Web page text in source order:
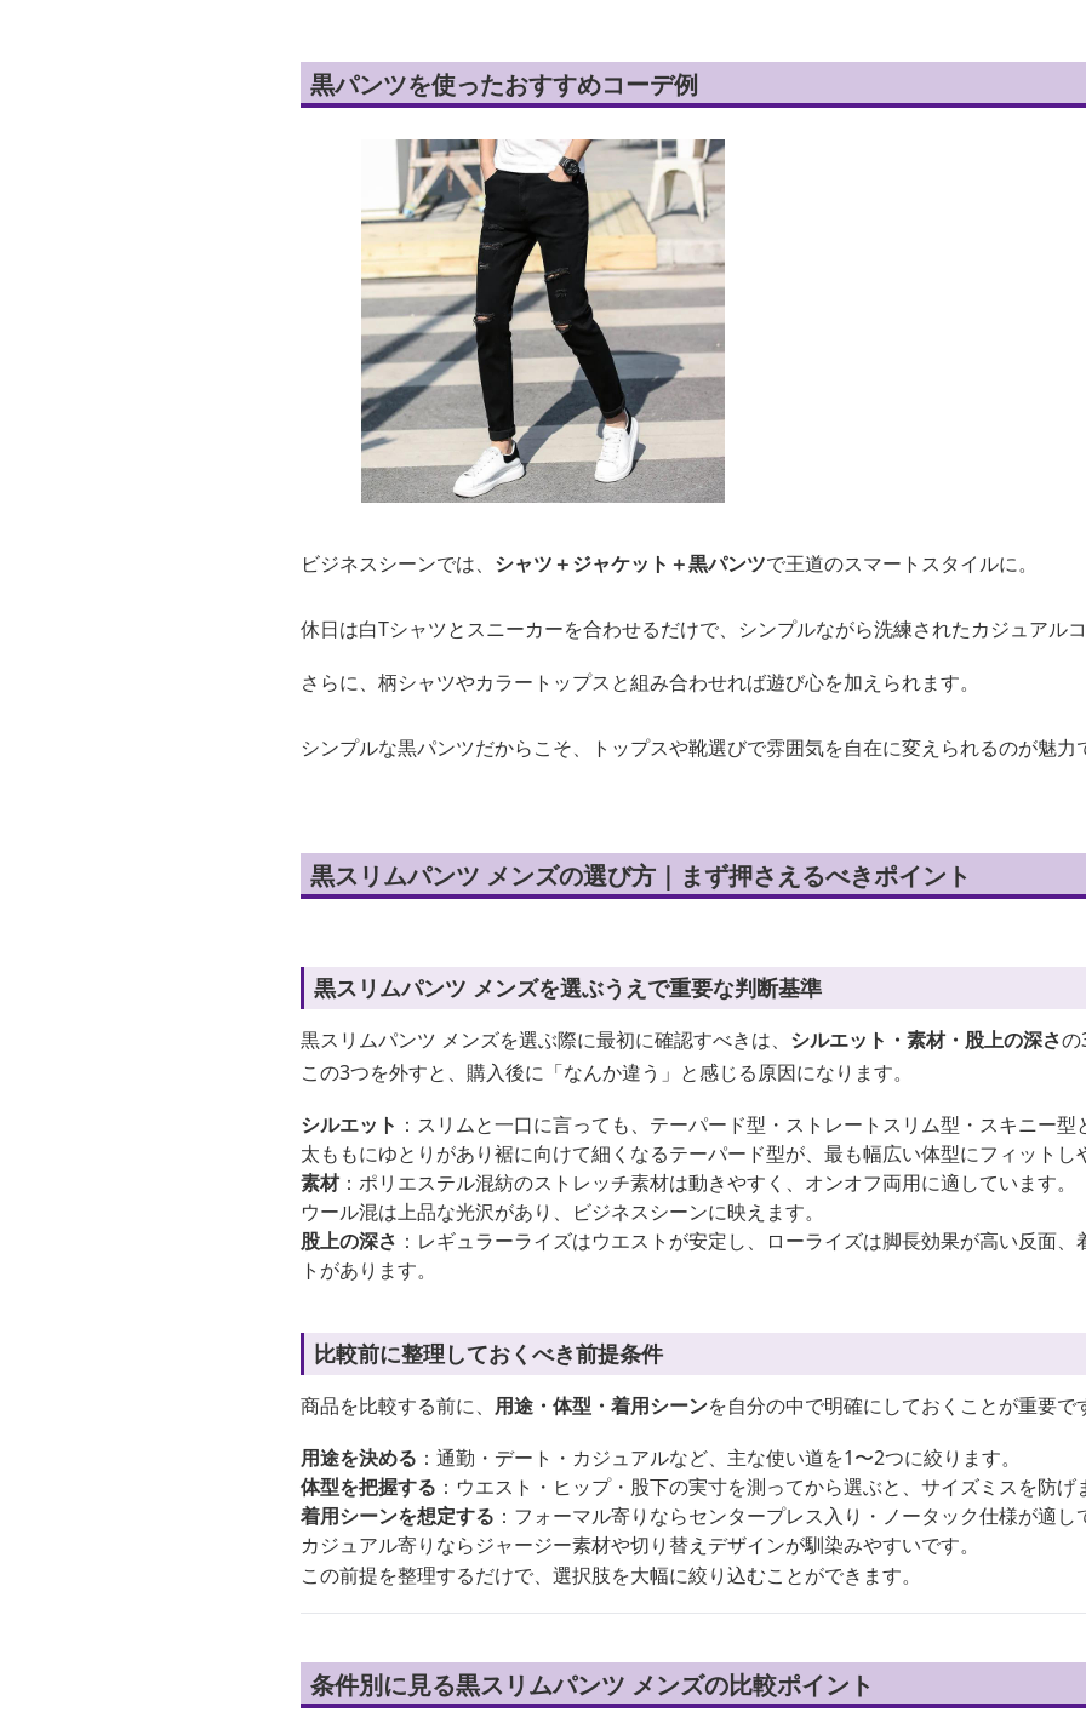
黒パンツを使ったおすすめコーデ例
ビジネスシーンでは、 シャツ＋ジャケット＋黒パンツで王道のスマートスタイルに。
休日は白Tシャツとスニーカーを合わせるだけで、シンプルながら洗練されたカジュアルコ
さらに、柄シャツやカラートップスと組み合わせれば遊び心を加えられます。
シンプルな黒パンツだからこそ、トップスや靴選びで雰囲気を自在に変えられるのが魅力
黒スリムパンツ メンズの選び方｜まず押さえるべきポイント
黒スリムパンツ メンズを選ぶうえで重要な判断基準
黒スリムパンツ メンズを選ぶ際に最初に確認すべきは、 シルエット・素材・股上の深さの
この3つを外すと、購入後に「なんか違う」と感じる原因になります。
シルエット ：スリムと一口に言っても、テーパード型・ストレートスリム型・スキニー型
太ももにゆとりがあり裾に向けて細くなるテーパード型が、最も幅広い体型にフィットし
素材：ポリエステル混紡のストレッチ素材は動きやすく、オンオフ両用に適しています。
ウール混は上品な光沢があり、ビジネスシーンに映えます。
股上の深さ ：レギュラーライズはウエストが安定し、ローライズは脚長効果が高い反面
トがあります。
比較前に整理しておくべき前提条件
商品を比較する前に、 用途・体型・着用シーンを自分の中で明確にしておくことが重要で
用途を決める ：通勤・デート・カジュアルなど、主な使い道を1〜2つに絞ります。
体型を把握する ：ウエスト・ヒップ・股下の実寸を測ってから選ぶと、サイズミスを防げ
着用シーンを想定する ：フォーマル寄りならセンタープレス入り・ノータック仕様が適し
カジュアル寄りならジャージー素材や切り替えデザインが馴染みやすいです。
この前提を整理するだけで、選択肢を大幅に絞り込むことができます。
条件別に見る黒スリムパンツ メンズの比較ポイント